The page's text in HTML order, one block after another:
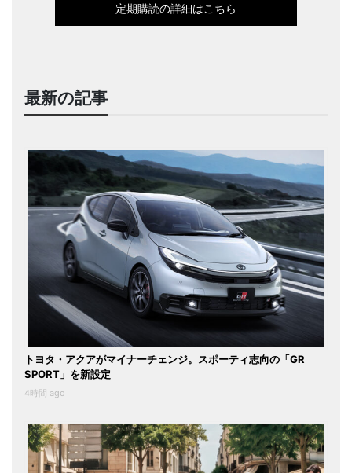
定期購読の詳細はこちら
最新の記事
トヨタ・アクアがマイナーチェンジ。スポーティ志向の「GR
SPORT」を新設定
4時間 ago